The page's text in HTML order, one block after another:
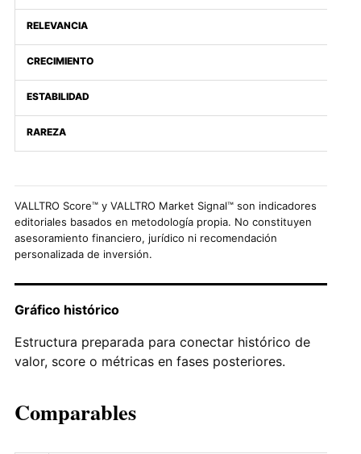
RELEVANCIA
CRECIMIENTO
ESTABILIDAD
RAREZA
VALLTRO Score™ y VALLTRO Market Signal™ son indicadores
editoriales basados en metodología propia. No constituyen
asesoramiento financiero, jurídico ni recomendación
personalizada de inversión.
Gráfico histórico
Estructura preparada para conectar histórico de
valor, score o métricas en fases posteriores.
Comparables